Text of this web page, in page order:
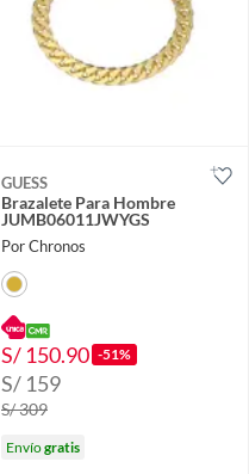
GUESS
Brazalete Para Hombre
JUMB06011JWYGS
Por Chronos
S/ 150.90 -51%
S/ 159
S/ 309
Envíogratis